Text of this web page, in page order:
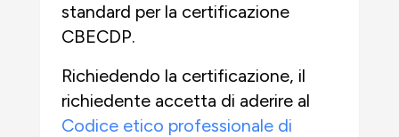
standard per la certificazione
CBECDP.
Richiedendo la certificazione, il
richiedente accetta di aderire al
Codice etico professionale di